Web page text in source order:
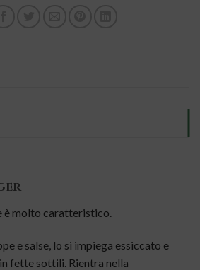
è molto caratteristico.
e salse, lo si impiega essiccato e
fette sottili. Rientra nella